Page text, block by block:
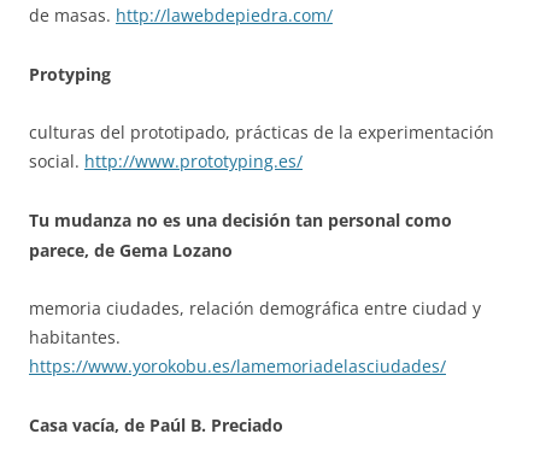
de masas. http://lawebdepiedra.com/
Protyping
culturas del prototipado, prácticas de la experimentación
social. http://www.prototyping.es/
Tu mudanza no es una decisión tan personal como
parece, de Gema Lozano
memoria ciudades, relación demográfica entre ciudad y
habitantes.
https://www.yorokobu.es/lamemoriadelasciudades/
Casa vacía, de Paúl B. Preciado